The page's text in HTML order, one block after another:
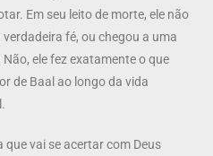
Em seu leito de morte, ele não
fé, ou chegou a uma
ele fez exatamente o que
de Baal ao longo da vida
que vai se acertar com Deus